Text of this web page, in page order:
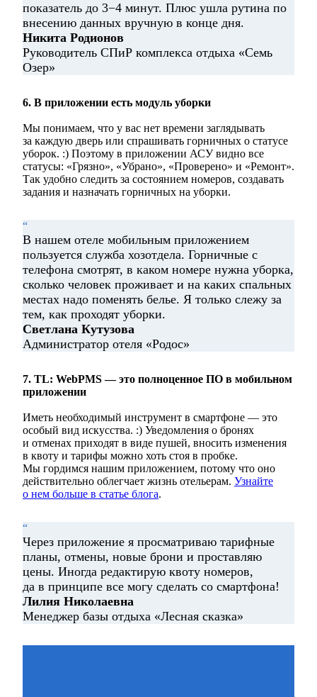
показатель до 3−4 минут. Плюс ушла рутина по
внесению данных вручную в конце дня.
Никита Родионов
Руководитель СПиР комплекса отдыха «Семь
Озер»
6. В приложении есть модуль уборки
Мы понимаем, что у вас нет времени заглядывать
за каждую дверь или спрашивать горничных о статусе
уборок. :) Поэтому в приложении АСУ видно все
статусы: «Грязно», «Убрано», «Проверено» и «Ремонт».
Так удобно следить за состоянием номеров, создавать
задания и назначать горничных на уборки.
“
В нашем отеле мобильным приложением
пользуется служба хозотдела. Горничные с
телефона смотрят, в каком номере нужна уборка,
сколько человек проживает и на каких спальных
местах надо поменять белье. Я только слежу за
тем, как проходят уборки.
Светлана Кутузова
Администратор отеля «Родос»
7. TL: WebPMS — это полноценное ПО в мобильном
приложении
Иметь необходимый инструмент в смартфоне — это
особый вид искусства. :) Уведомления о бронях
и отменах приходят в виде пушей, вносить изменения
в квоту и тарифы можно хоть стоя в пробке.
Мы гордимся нашим приложением, потому что оно
действительно облегчает жизнь отельерам. Узнайте
о нем больше в статье блога.
“
Через приложение я просматриваю тарифные
планы, отмены, новые брони и проставляю
цены. Иногда редактирую квоту номеров,
да в принципе все могу сделать со смартфона!
Лилия Николаевна
Менеджер базы отдыха «Лесная сказка»